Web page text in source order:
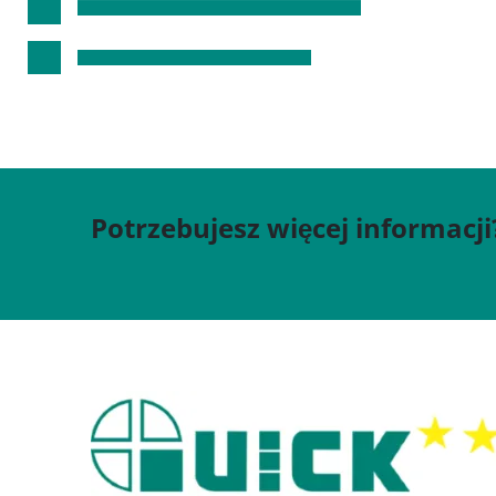
Potrzebujesz więcej